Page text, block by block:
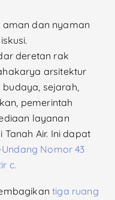
dan nyaman
deretan rak
arsitektur
sejarah,
pemerintah
layanan
Air. Ini dapat
Nomor 43
c.
tiga ruang